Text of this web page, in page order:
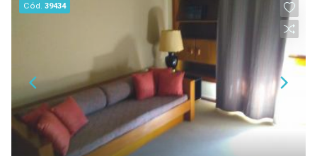
Cód.39434